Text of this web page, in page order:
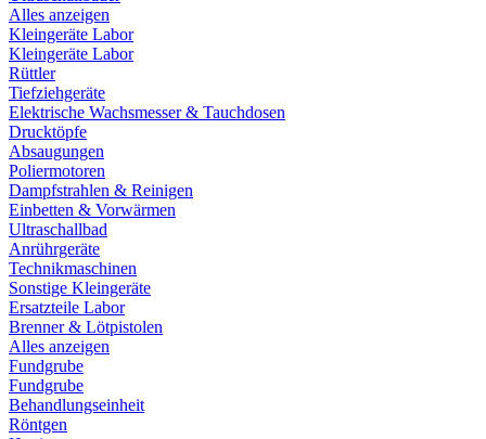
Alles anzeigen
Kleingeräte Labor
Kleingeräte Labor
Rüttler
Tiefziehgeräte
Elektrische Wachsmesser & Tauchdosen
Drucktöpfe
Absaugungen
Poliermotoren
Dampfstrahlen & Reinigen
Einbetten & Vorwärmen
Ultraschallbad
Anrührgeräte
Technikmaschinen
Sonstige Kleingeräte
Ersatzteile Labor
Brenner & Lötpistolen
Alles anzeigen
Fundgrube
Fundgrube
Behandlungseinheit
Röntgen